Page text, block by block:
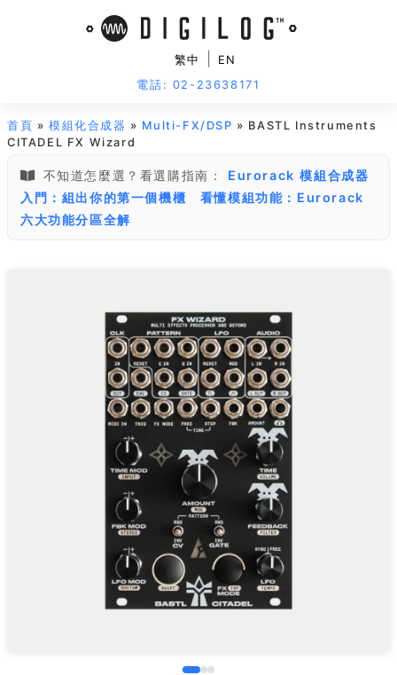
繁中
EN
電話: 02-23638171
首頁 »模組化合成器 » Multi-FX/DSP » BASTL Instruments
CITADEL FX Wizard
不知道怎麼選？看選購指南：
Eurorack 模組合成器
入門：組出你的第一個機櫃
看懂模組功能：Eurorack
六大功能分區全解